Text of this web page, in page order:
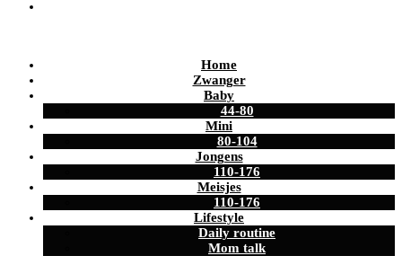
Home
Zwanger
Baby
44-80
Mini
80-104
Jongens
110-176
Meisjes
110-176
Lifestyle
Daily routine
Mom talk